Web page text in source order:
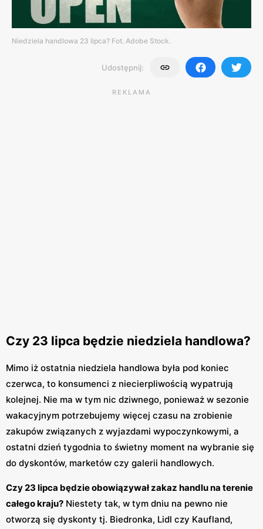
Niedziela handlowa 23 lipca? Fot. Adobe Stock.
Udostępnij:
REKLAMA
Czy 23 lipca będzie niedziela handlowa?
Mimo iż ostatnia niedziela handlowa była pod koniec
czerwca, to konsumenci z niecierpliwością wypatrują
kolejnej. Nie ma w tym nic dziwnego, ponieważ w sezonie
wakacyjnym potrzebujemy więcej czasu na zrobienie
zakupów związanych z wyjazdami wypoczynkowymi, a
ostatni dzień tygodnia to świetny moment na wybranie się
do dyskontów, marketów czy galerii handlowych.
Czy 23 lipca będzie obowiązywał zakaz handlu na terenie
całego kraju? Niestety tak, w tym dniu na pewno nie
otworzą się dyskonty tj. Biedronka, Lidl czy Kaufland,